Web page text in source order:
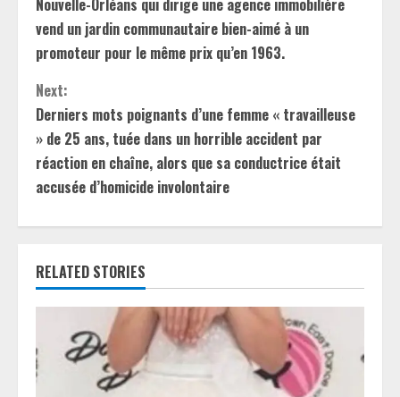
n
t
i
n
u
e
R
e
a
d
Nouvelle-Orléans qui dirige une agence immobilière
vend un jardin communautaire bien-aimé à un
promoteur pour le même prix qu’en 1963.
Next:
Derniers mots poignants d’une femme « travailleuse
» de 25 ans, tuée dans un horrible accident par
réaction en chaîne, alors que sa conductrice était
accusée d’homicide involontaire
RELATED STORIES